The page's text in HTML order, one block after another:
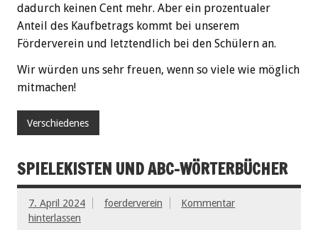
dadurch keinen Cent mehr. Aber ein prozentualer
Anteil des Kaufbetrags kommt bei unserem
Förderverein und letztendlich bei den Schülern an.
Wir würden uns sehr freuen, wenn so viele wie möglich
mitmachen!
Verschiedenes
SPIELEKISTEN UND ABC-WÖRTERBÜCHER
7. April 2024 foerderverein
Kommentar
hinterlassen